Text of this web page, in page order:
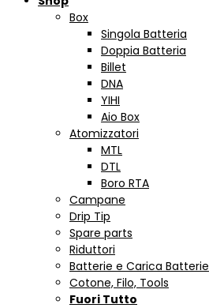
Box
Singola Batteria
Doppia Batteria
Billet
DNA
YIHI
Aio Box
Atomizzatori
MTL
DTL
Boro RTA
Campane
Drip Tip
Spare parts
Riduttori
Batterie e Carica Batterie
Cotone, Filo, Tools
Fuori Tutto